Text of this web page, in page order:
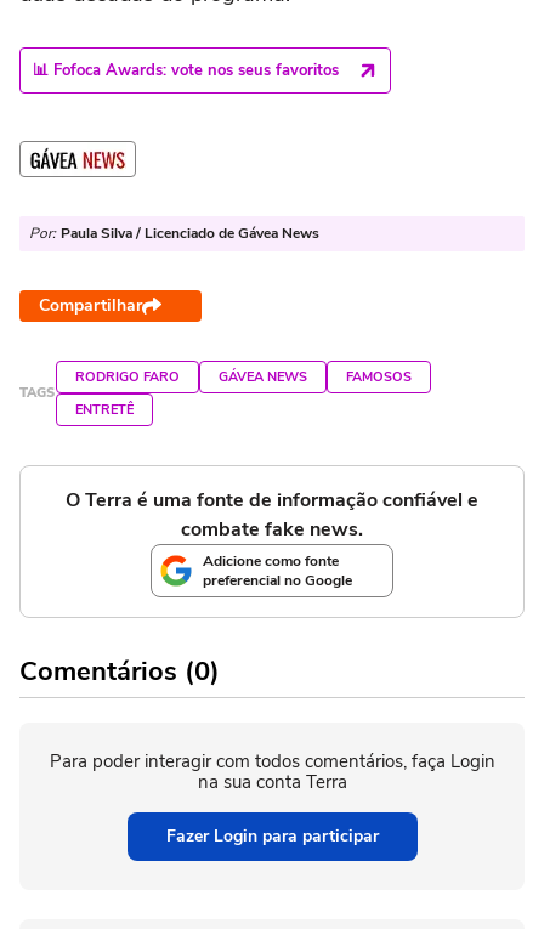
📊 Fofoca Awards: vote nos seus favoritos
Por: Paula Silva / Licenciado de Gávea News
Compartilhar
TAGS
RODRIGO FARO GÁVEA NEWS
FAMOSOS
ENTRETÊ
O Terra é uma fonte de informação confiável e
combate fake news.
Adicione como fonte
preferencial no Google
Comentários (0)
Para poder interagir com todos comentários, faça Login
na sua conta Terra
Fazer Login para participar